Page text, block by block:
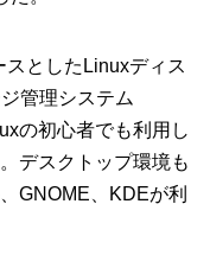
としたLinuxディス
管理システム
の初心者でも利用し
デスクトップ環境も
GNOME、KDEが利